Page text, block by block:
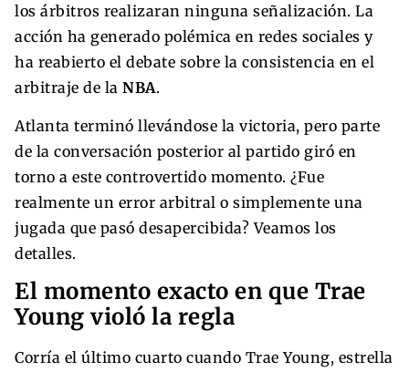
los árbitros realizaran ninguna señalización. La
acción ha generado polémica en redes sociales y
ha reabierto el debate sobre la consistencia en el
arbitraje de la NBA.
Atlanta terminó llevándose la victoria, pero parte
de la conversación posterior al partido giró en
torno a este controvertido momento. ¿Fue
realmente un error arbitral o simplemente una
jugada que pasó desapercibida? Veamos los
detalles.
El momento exacto en que Trae
Young violó la regla
Corría el último cuarto cuando Trae Young, estrella